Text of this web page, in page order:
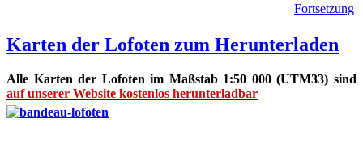
Fortsetzung
Karten der Lofoten zum Herunterladen
Alle Karten der Lofoten im Maßstab 1:50 000 (UTM33) sind
auf unserer Website kostenlos herunterladbar